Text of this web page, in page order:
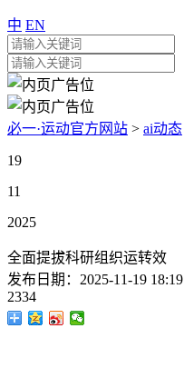
中 EN
必一·运动官方网站 > ai动态
19
11
2025
全面提拔科研组织运转效
发布日期： 2025-11-19 18:19
2334